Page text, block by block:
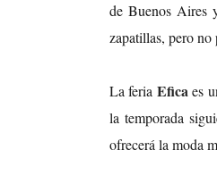
de Buenos Aires
zapatillas, pero no
La feria Eficaes
la temporada
ofrecerá la moda